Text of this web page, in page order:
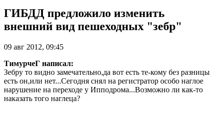
ГИБДД предложило изменить
внешний вид пешеходных "зебр"
09 авг 2012, 09:45
ТимурчеГ написал:
Зебру то видно замечательно,да вот есть те-кому без разницы
есть он,или нет...Сегодня снял на регистратор особо наглое
нарушение на переходе у Ипподрома...Возможно ли как-то
наказать того наглеца?